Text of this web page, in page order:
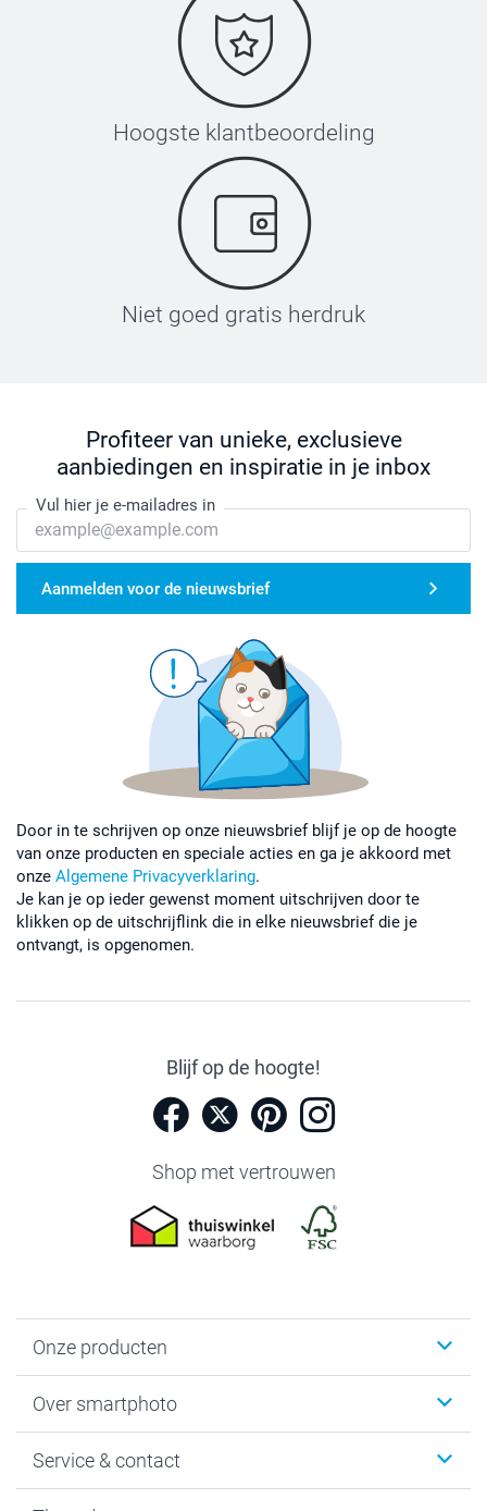
Hoogste klantbeoordeling
Niet goed gratis herdruk
Profiteer van unieke, exclusieve
aanbiedingen en inspiratie in je inbox
Vul hier je e-mailadres in
Aanmelden voor de nieuwsbrief
Door in te schrijven op onze nieuwsbrief blijf je op de hoogte
van onze producten en speciale acties en ga je akkoord met
onze Algemene Privacyverklaring.
Je kan je op ieder gewenst moment uitschrijven door te
klikken op de uitschrijflink die in elke nieuwsbrief die je
ontvangt, is opgenomen.
Blijf op de hoogte!
Shop met vertrouwen
Onze producten
Fotoboeken
Fotocadeaus
Over smartphoto
Vacatures
Service & contact